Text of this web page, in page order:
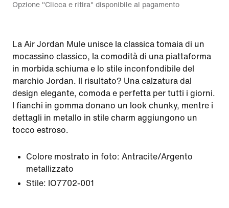
Opzione "Clicca e ritira" disponibile al pagamento
La Air Jordan Mule unisce la classica tomaia di un
mocassino classico, la comodità di una piattaforma
in morbida schiuma e lo stile inconfondibile del
marchio Jordan. Il risultato? Una calzatura dal
design elegante, comoda e perfetta per tutti i giorni.
I fianchi in gomma donano un look chunky, mentre i
dettagli in metallo in stile charm aggiungono un
tocco estroso.
Colore mostrato in foto: Antracite/Argento
metallizzato
Stile: IO7702-001